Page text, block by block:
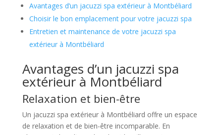
Avantages d’un jacuzzi spa extérieur à Montbéliard
Choisir le bon emplacement pour votre jacuzzi spa
Entretien et maintenance de votre jacuzzi spa
extérieur à Montbéliard
Avantages d’un jacuzzi spa
extérieur à Montbéliard
Relaxation et bien-être
Un jacuzzi spa extérieur à Montbéliard offre un espace
de relaxation et de bien-être incomparable. En